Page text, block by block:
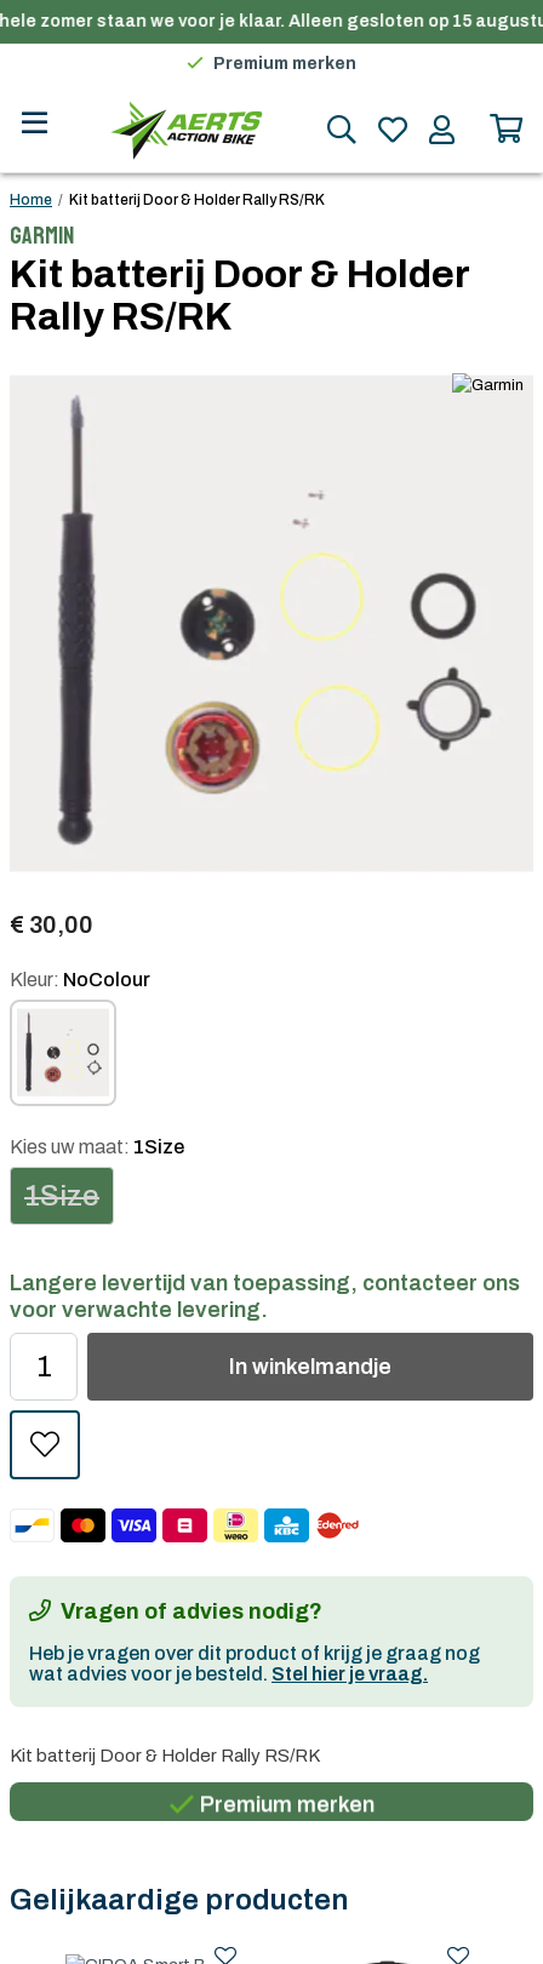
zomer staan we voor je klaar. Alleen gesloten op 15
Gratis verzending in België vanaf €100
Premium merken
Gratis verzending in België vanaf €100
Home / Kit batterij Door & Holder Rally RS/RK
Garmin
Kit batterij Door & Holder
Rally RS/RK
€ 30,00
Kleur: NoColour
Kies uw maat: 1Size
1Size
Langere levertijd van toepassing, contacteer ons
voor verwachte levering.
In winkelmandje
Vragen of advies nodig?
Heb je vragen over dit product of krijg je graag nog
wat advies voor je besteld. Stel hier je vraag.
Kit batterij Door & Holder Rally RS/RK
Gratis verzending in België vanaf €100
Premium merken
Gelijkaardige producten